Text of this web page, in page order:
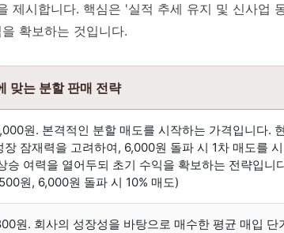
제시합니다. 핵심은 '실적 추세 유지 및 신사업
확보하는 것입니다.
맞는 분할 판매 전략
원. 본격적인 분할 매도를 시작하는 가격입니다. 현
장 잠재력을 고려하여, 6,000원 돌파 시 1차 매도를
승 여력을 열어두되 초기 수익을 확보하는 전략입니
원, 6,000원 돌파 시 10% 매도)
원. 회사의 성장성을 바탕으로 매수한 평균 매입 단